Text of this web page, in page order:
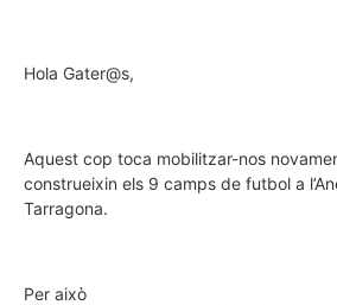
Hola Gater@s,
Aquest cop toca mobilitzar-nos
construeixin els 9 camps de futbol a
Tarragona.
Per això